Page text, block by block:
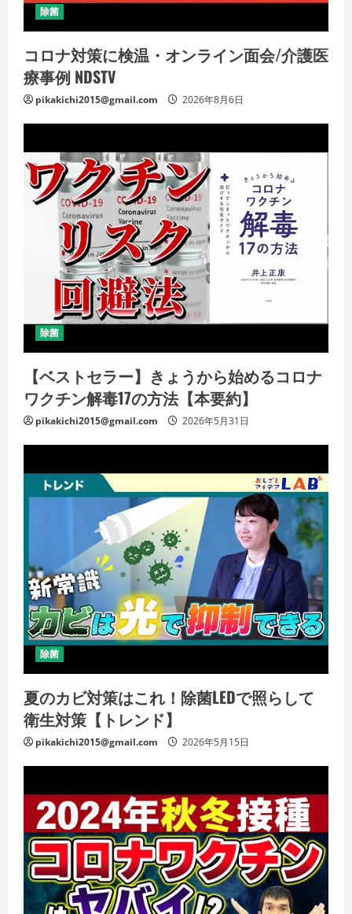
除菌
コロナ対策に検温・オンライン面会/介護医
療事例 NDSTV
pikakichi2015@gmail.com 2026年8月6日
除菌
【ベストセラー】きょうから始めるコロナ
ワクチン解毒17の方法【本要約】
pikakichi2015@gmail.com 2026年5月31日
除菌
夏のカビ対策はこれ！除菌LEDで照らして
衛生対策【トレンド】
pikakichi2015@gmail.com 2026年5月15日